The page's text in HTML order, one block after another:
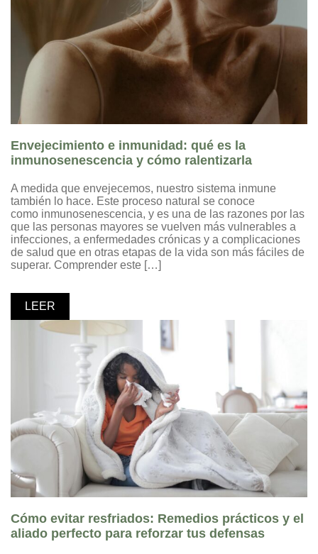
Envejecimiento e inmunidad: qué es la
inmunosenescencia y cómo ralentizarla
A medida que envejecemos, nuestro sistema inmune
también lo hace. Este proceso natural se conoce
como inmunosenescencia, y es una de las razones por las
que las personas mayores se vuelven más vulnerables a
infecciones, a enfermedades crónicas y a complicaciones
de salud que en otras etapas de la vida son más fáciles de
superar. Comprender este […]
LEER
Cómo evitar resfriados: Remedios prácticos y el
aliado perfecto para reforzar tus defensas